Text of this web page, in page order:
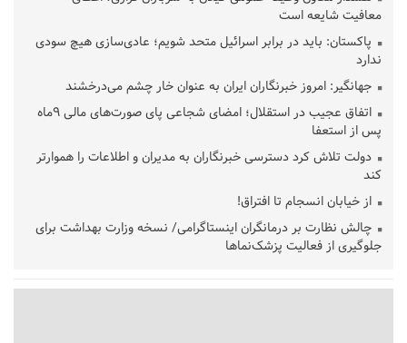
معافیت شایعه است
پاکستان: باید در برابر اسرائیل متحد شویم؛ عادی‌سازی هیچ سودی
ندارد
جهانگیر: امروز خبرنگاران ایران به عنوان خار چشم می‌درخشند
اتفاق عجیب در استقلال؛ امضای شجاعی پای صورت‌های مالی ٩ماه
پس از استعفا
دولت تلاش کرد دسترسی خبرنگاران به مدیران و اطلاعات را هموارتر
کند
از خیابان انسجام تا افتراق!
چالش نظارت بر درمانگران اینستاگرامی/ نسخه وزارت بهداشت برای
جلوگیری از فعالیت پزشک‌نماها